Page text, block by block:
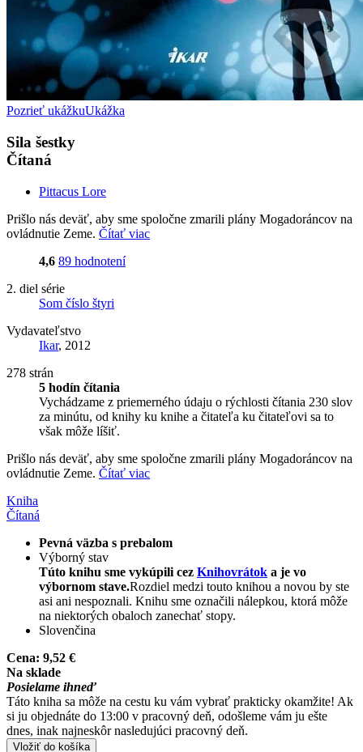
Pozrieť ukážkuUkážka
Sila šestky
Čítaná
Pittacus Lore
Prišlo nás deväť, aby sme spoločne zmarili plány Mogadoráncov na
ovládnutie Zeme. Čítať viac
4,6 89 hodnotení
2. diel série
Som číslo štyri
Vydavateľstvo
Ikar, 2012
278 strán
5 hodín čítania
Vychádzame z priemerného údaju o rýchlosti čítania 230 slov
za minútu, od knihy ku knihe a čitateľa ku čitateľovi sa to
však môže líšiť.
Prišlo nás deväť, aby sme spoločne zmarili plány Mogadoráncov na
ovládnutie Zeme. Čítať viac
Kniha
Čítaná
Pevná väzba s prebalom
Výborný stav
Túto knihu sme vykúpili cez Knihovrátok a je vo
výbornom stave.Rozdiel medzi touto knihou a novou by ste
asi ani nespoznali. Knihu sme označili nálepkou, ktorá môže
na niektorých obaloch zanechať stopy.
Slovenčina
Cena: 9,52 €
Na sklade
Posielame ihneď
Táto kniha sa môže na cestu ku vám vybrať prakticky okamžite! Ak
si ju objednáte do 13:00 v pracovný deň, odošleme vám ju ešte
dnes, inak najneskôr nasledujúci pracovný deň.
Vložiť do košíka